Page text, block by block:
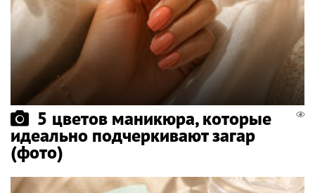
5 цветов маникюра, которые
идеально подчеркивают загар
(фото)